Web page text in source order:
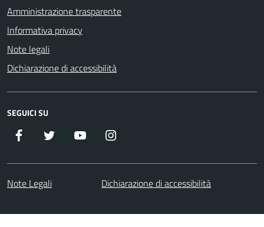
Amministrazione trasparente
Informativa privacy
Note legali
Dichiarazione di accessibilità
SEGUICI SU
Facebook Twitter Youtube
Note Legali Dichiarazione di accessibilità